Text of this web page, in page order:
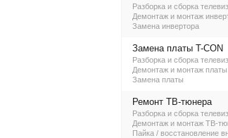
Разборка и сборка
Демонтаж и монтаж
Замена инвертора
Замена платы T-CON
Разборка и сборка
Демонтаж и монтаж
Замена платы
Ремонт ТВ-тюнера
Разборка и сборка
Демонтаж и монтаж ТВ-
Пайка / восстановление